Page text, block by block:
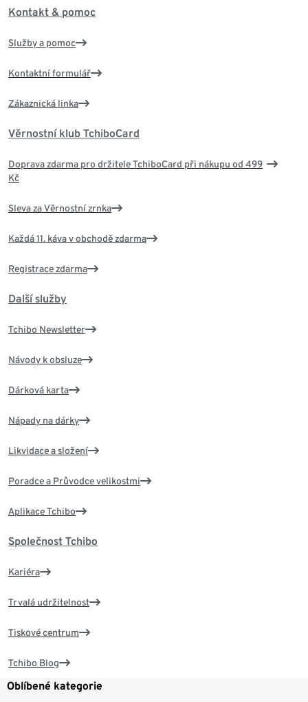
Kontakt & pomoc
Služby a pomoc
Kontaktní formulář
Zákaznická linka
Věrnostní klub TchiboCard
Doprava zdarma pro držitele TchiboCard při nákupu od 499
Kč
Sleva za Věrnostní zrnka
Každá 11. káva v obchodě zdarma
Registrace zdarma
Další služby
Tchibo Newsletter
Návody k obsluze
Dárková karta
Nápady na dárky
Likvidace a složení
Poradce a Průvodce velikostmi
Aplikace Tchibo
Společnost Tchibo
Kariéra
Trvalá udržitelnost
Tiskové centrum
Tchibo Blog
Oblíbené kategorie